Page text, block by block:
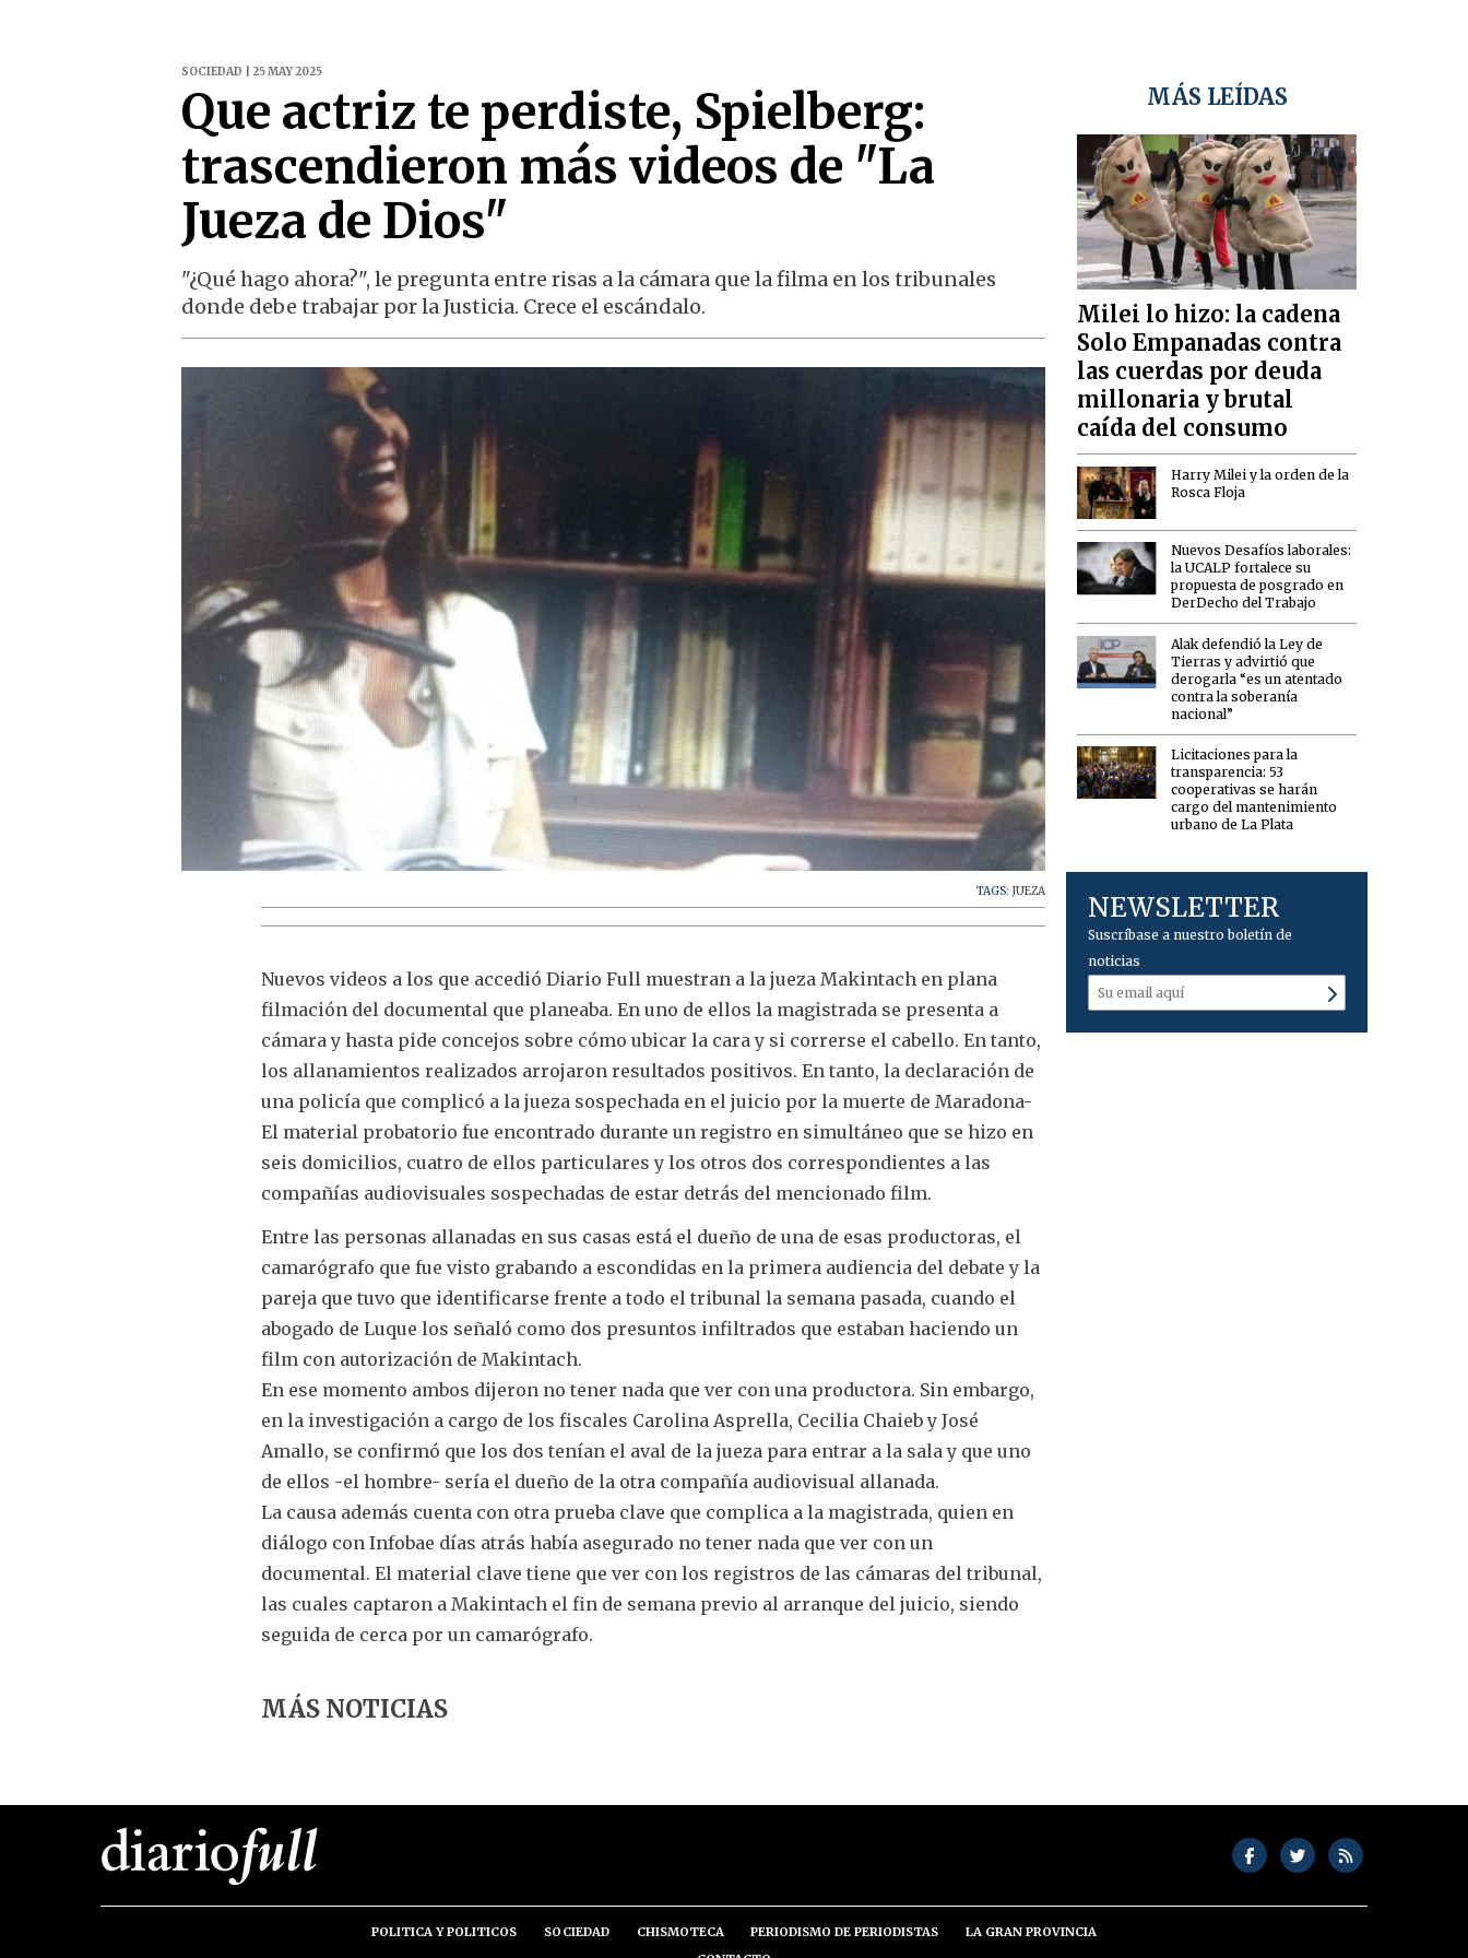
SOCIEDAD | 25 MAY 2025
Que actriz te perdiste, Spielberg:
trascendieron más videos de "La
Jueza de Dios"
"¿Qué hago ahora?", le pregunta entre risas a la cámara que la filma en los tribunales
donde debe trabajar por la Justicia. Crece el escándalo.
TAGS: JUEZA
Nuevos videos a los que accedió Diario Full muestran a la jueza Makintach en plana
filmación del documental que planeaba. En uno de ellos la magistrada se presenta a
cámara y hasta pide concejos sobre cómo ubicar la cara y si correrse el cabello. En tanto,
los allanamientos realizados arrojaron resultados positivos. En tanto, la declaración de
una policía que complicó a la jueza sospechada en el juicio por la muerte de Maradona-
El material probatorio fue encontrado durante un registro en simultáneo que se hizo en
seis domicilios, cuatro de ellos particulares y los otros dos correspondientes a las
compañías audiovisuales sospechadas de estar detrás del mencionado film.
Entre las personas allanadas en sus casas está el dueño de una de esas productoras, el
camarógrafo que fue visto grabando a escondidas en la primera audiencia del debate y la
pareja que tuvo que identificarse frente a todo el tribunal la semana pasada, cuando el
abogado de Luque los señaló como dos presuntos infiltrados que estaban haciendo un
film con autorización de Makintach.
En ese momento ambos dijeron no tener nada que ver con una productora. Sin embargo,
en la investigación a cargo de los fiscales Carolina Asprella, Cecilia Chaieb y José
Amallo, se confirmó que los dos tenían el aval de la jueza para entrar a la sala y que uno
de ellos -el hombre- sería el dueño de la otra compañía audiovisual allanada.
La causa además cuenta con otra prueba clave que complica a la magistrada, quien en
diálogo con Infobae días atrás había asegurado no tener nada que ver con un
documental. El material clave tiene que ver con los registros de las cámaras del tribunal,
las cuales captaron a Makintach el fin de semana previo al arranque del juicio, siendo
seguida de cerca por un camarógrafo.
MÁS NOTICIAS
MÁS LEÍDAS
Milei lo hizo: la cadena
Solo Empanadas contra
las cuerdas por deuda
millonaria y brutal
caída del consumo
Harry Milei y la orden de la
Rosca Floja
Nuevos Desafíos laborales:
la UCALP fortalece su
propuesta de posgrado en
DerDecho del Trabajo
Alak defendió la Ley de
Tierras y advirtió que
derogarla “es un atentado
contra la soberanía
nacional”
Licitaciones para la
transparencia: 53
cooperativas se harán
cargo del mantenimiento
urbano de La Plata
NEWSLETTER
Suscríbase a nuestro boletín de
noticias
POLITICA Y POLITICOS SOCIEDAD CHISMOTECA PERIODISMO DE PERIODISTAS
LA GRAN PROVINCIA